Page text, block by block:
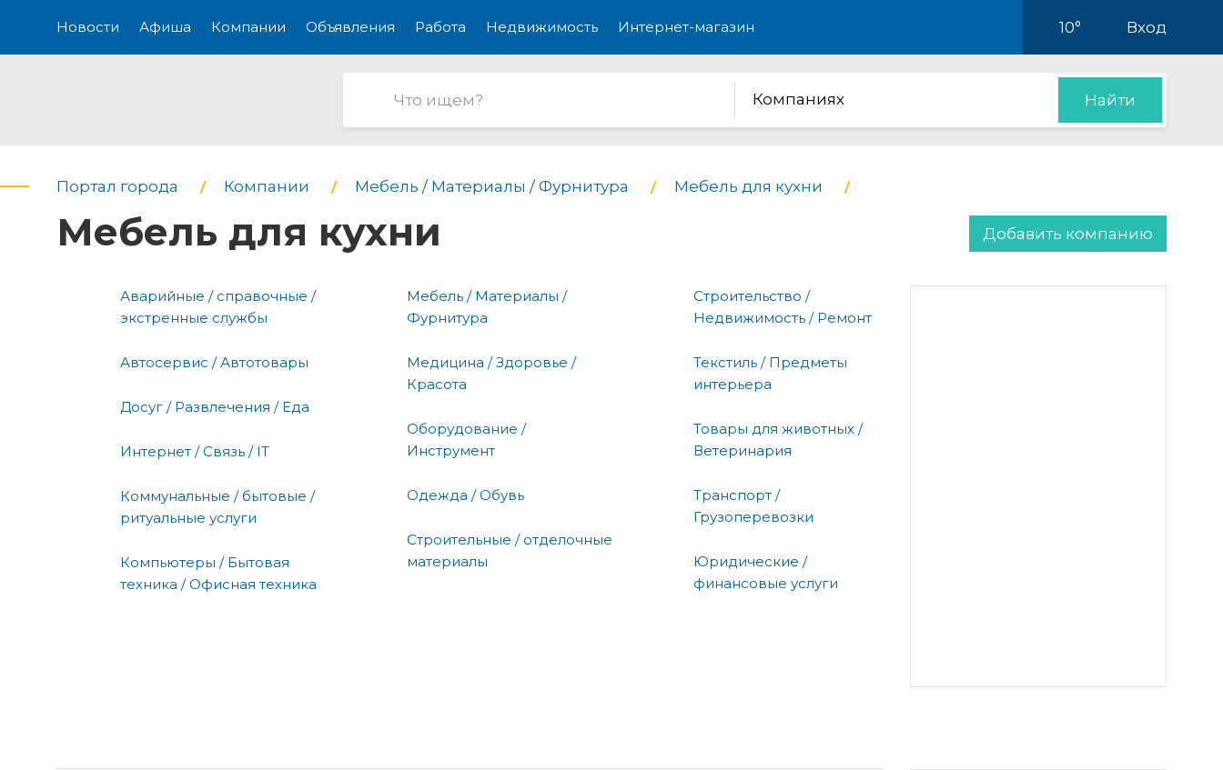
Новости Афиша Компании Объявления Работа Недвижимость Интернет-магазин 10° Вход
Компаниях Найти
Портал города Компании Мебель / Материалы / Фурнитура Мебель для кухни
Мебель для кухни Добавить компанию
Аварийные / справочные /
экстренные службы
Автосервис / Автотовары
Досуг / Развлечения / Еда
Интернет / Связь / IT
Коммунальные / бытовые /
ритуальные услуги
Компьютеры / Бытовая
техника / Офисная техника
Мебель / Материалы /
Фурнитура
Медицина / Здоровье /
Красота
Оборудование /
Инструмент
Одежда / Обувь
Строительные / отделочные
материалы
Строительство /
Недвижимость / Ремонт
Текстиль / Предметы
интерьера
Товары для животных /
Ветеринария
Транспорт /
Грузоперевозки
Юридические /
финансовые услуги